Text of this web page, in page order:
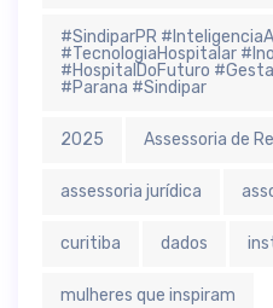
#SindiparPR
#TecnologiaHospitalar
#HospitalDoFuturo
#Parana #Sindipar
2025 Assessoria de
assessoria jurídica
curitiba dados
mulheres que inspiram